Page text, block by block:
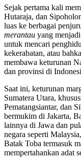
Sejak pertama kali
Hutaraja, dan
luas ke berbagai
merantau yang
untuk mencari
kekerabatan, atau
membawa keturunan
dan provinsi di
Saat ini, keturunan
Sumatera Utara,
Pematangsiantar, dan
bermukim di Jakarta,
lainnya di Jawa dan
negara seperti
Batak Toba termasuk
mempertahankan adat